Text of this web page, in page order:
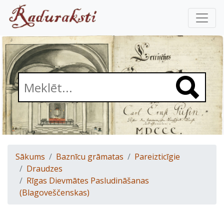
Sākums Baznīcu grāmatas
Pareizticīgie
Draudzes
Rīgas Dievmātes Pasludināšanas
(Blagoveščenskas)